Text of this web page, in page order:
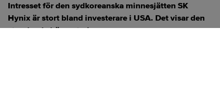
Intresset för den sydkoreanska minnesjätten SK
Hynix är stort bland investerare i USA. Det visar den
stundande börsnoteringen.